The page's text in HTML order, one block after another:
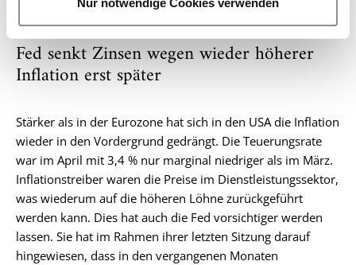
l
Nur notwendige Cookies verwenden
Fed senkt Zinsen wegen wieder höherer
Inflation erst später
Stärker als in der Eurozone hat sich in den USA die Inflation
wieder in den Vordergrund gedrängt. Die Teuerungsrate
war im April mit 3,4 % nur marginal niedriger als im März.
Inflationstreiber waren die Preise im Dienstleistungssektor,
was wiederum auf die höheren Löhne zurückgeführt
werden kann. Dies hat auch die Fed vorsichtiger werden
lassen. Sie hat im Rahmen ihrer letzten Sitzung darauf
hingewiesen, dass in den vergangenen Monaten